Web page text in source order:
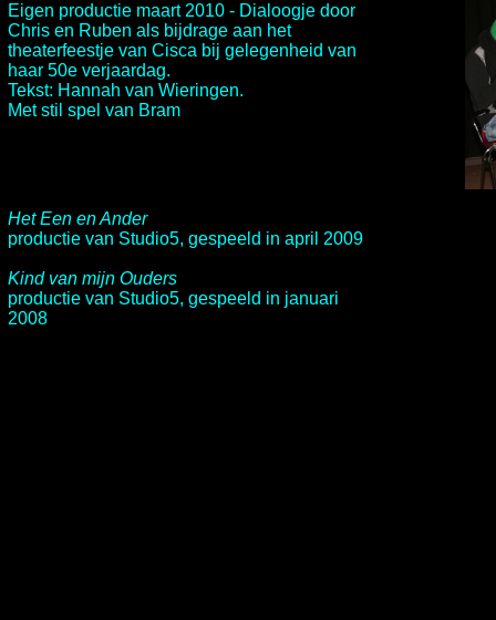
Eigen productie maart 2010 - Dialoogje door
Chris en Ruben als bijdrage aan het
theaterfeestje van Cisca bij gelegenheid van
haar 50e verjaardag.
Tekst: Hannah van Wieringen.
Met stil spel van Bram
Het Een en Ander
productie van Studio5, gespeeld in april 2009
Kind van mijn Ouders
productie van Studio5, gespeeld in januari
2008